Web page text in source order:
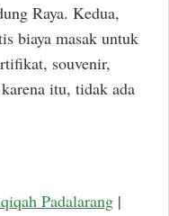
Raya. Kedua,
biaya masak untuk
souvenir,
itu, tidak ada
Padalarang |